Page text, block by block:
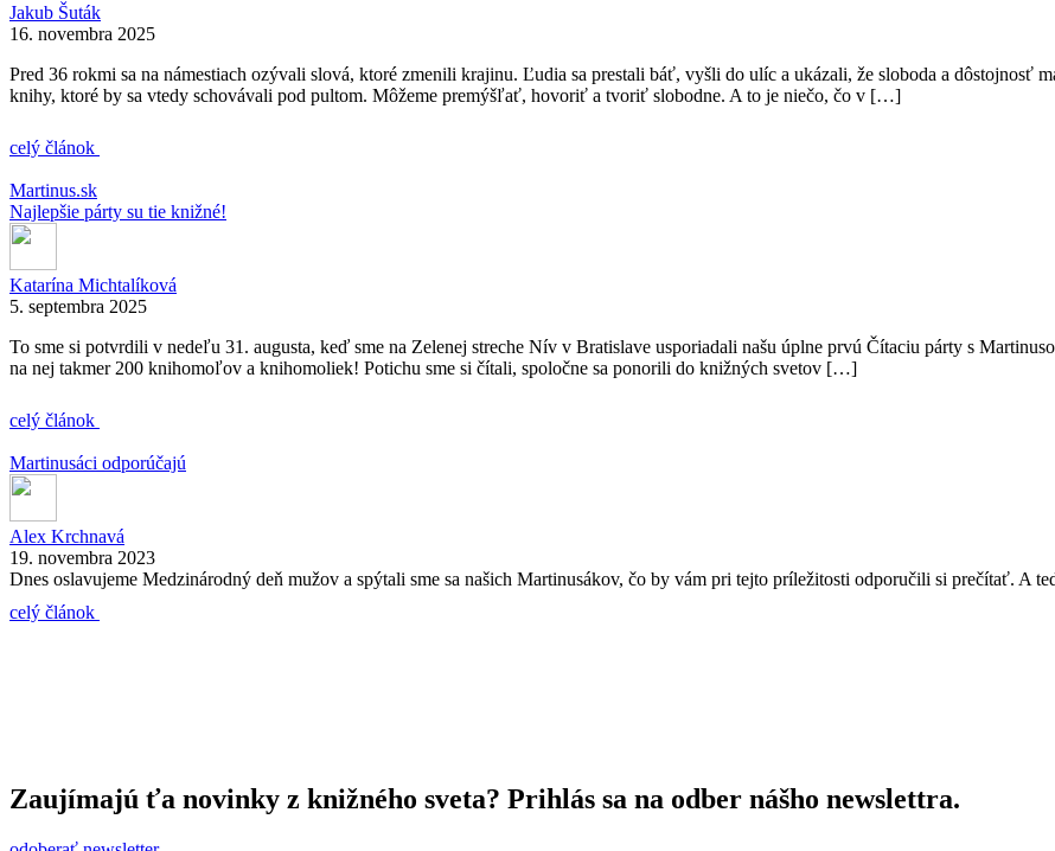
Jakub Šuták
16. novembra 2025
Pred 36 rokmi sa na námestiach ozývali slová, ktoré zmenili krajinu. Ľudia sa prestali báť, vyšli do ulíc a ukázali, že sloboda a dôstojnosť
knihy, ktoré by sa vtedy schovávali pod pultom. Môžeme premýšľať, hovoriť a tvoriť slobodne. A to je niečo, čo v […]
celý článok
Martinus.sk
Najlepšie párty su tie knižné!
Katarína Michtalíková
5. septembra 2025
To sme si potvrdili v nedeľu 31. augusta, keď sme na Zelenej streche Nív v Bratislave usporiadali našu úplne prvú Čítaciu párty s
na nej takmer 200 knihomoľov a knihomoliek! Potichu sme si čítali, spoločne sa ponorili do knižných svetov […]
celý článok
Martinusáci odporúčajú
Alex Krchnavá
19. novembra 2023
Dnes oslavujeme Medzinárodný deň mužov a spýtali sme sa našich Martinusákov, čo by vám pri tejto príležitosti odporučili si prečítať. A
celý článok
Zaujímajú ťa novinky z knižného sveta? Prihlás sa na odber nášho newslettra.